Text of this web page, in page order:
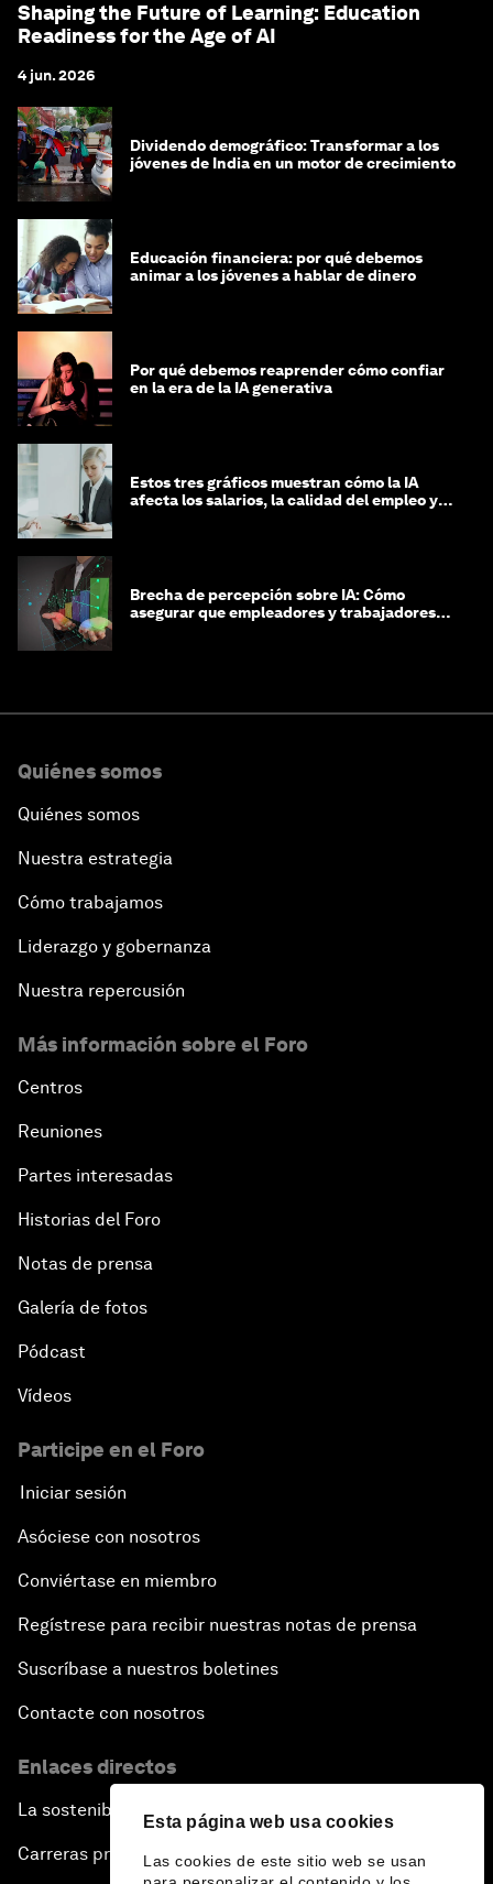
Esta página web usa cookies
Las cookies de este sitio web se usan
Shaping the Future of Learning: Education
Readiness for the Age of AI
4 jun. 2026
Dividendo demográfico: Transformar a los
jóvenes de India en un motor de crecimiento
Educación financiera: por qué debemos
animar a los jóvenes a hablar de dinero
Por qué debemos reaprender cómo confiar
en la era de la IA generativa
Estos tres gráficos muestran cómo la IA
afecta los salarios, la calidad del empleo y
Brecha de percepción sobre IA: Cómo
asegurar que empleadores y trabajadores
Quiénes somos
Quiénes somos
Nuestra estrategia
Cómo trabajamos
Liderazgo y gobernanza
Nuestra repercusión
Más información sobre el Foro
Centros
Reuniones
Partes interesadas
Historias del Foro
Notas de prensa
Galería de fotos
Pódcast
Vídeos
Participe en el Foro
Iniciar sesión
Asóciese con nosotros
Conviértase en miembro
Regístrese para recibir nuestras notas de prensa
Suscríbase a nuestros boletines
Contacte con nosotros
Enlaces directos
La sostenibilidad en el Foro
Carreras profesionales